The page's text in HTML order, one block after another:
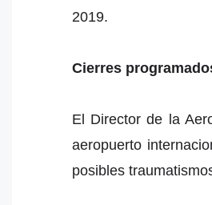
2019.
Cierres
El Director de la
aeropuerto
posibles